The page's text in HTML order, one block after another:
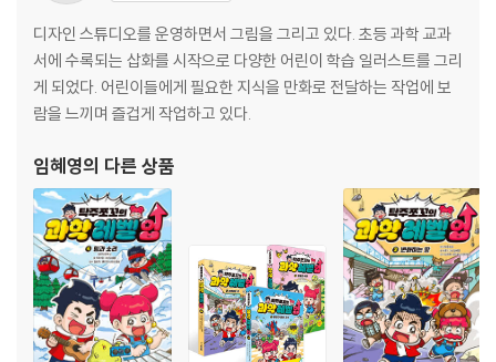
디자인 스튜디오를 운영하면서 그림을 그리고 있다. 초등 과학 교과
서에 수록되는 삽화를 시작으로 다양한 어린이 학습 일러스트를 그리
게 되었다. 어린이들에게 필요한 지식을 만화로 전달하는 작업에 보
람을 느끼며 즐겁게 작업하고 있다.
임혜영의 다른 상품